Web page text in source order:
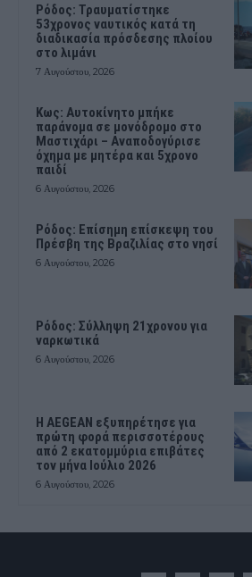
Ρόδος: Τραυματίστηκε
53χρονος ναυτικός κατά τη
διαδικασία πρόσδεσης πλοίου
στο λιμάνι
7 Αυγούστου, 2026
Kως: Αυτοκίνητο μπήκε
παράνομα σε μονόδρομο στο
Μαστιχάρι – Αναποδογύρισε
όχημα με μητέρα και 5χρονο
παιδί
6 Αυγούστου, 2026
Ρόδος: Επίσημη επίσκεψη του
Πρέσβη της Βραζιλίας στο νησί
6 Αυγούστου, 2026
Ρόδος: Σύλληψη 21χρονου για
ναρκωτικά
6 Αυγούστου, 2026
Η AEGEAN εξυπηρέτησε για
πρώτη φορά περισσοτέρους
από 2 εκατομμύρια επιβάτες
τον μήνα Ιούλιο 2026
6 Αυγούστου, 2026